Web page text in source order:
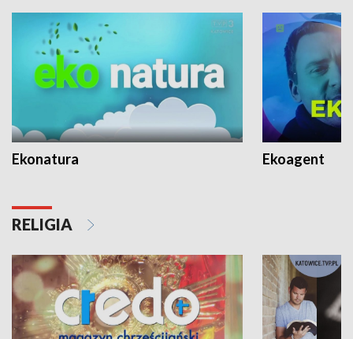
Ekonatura Ekoagent
RELIGIA